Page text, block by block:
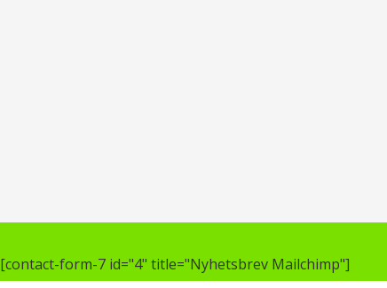
[contact-form-7 id="4" title="Nyhetsbrev Mailchimp"]